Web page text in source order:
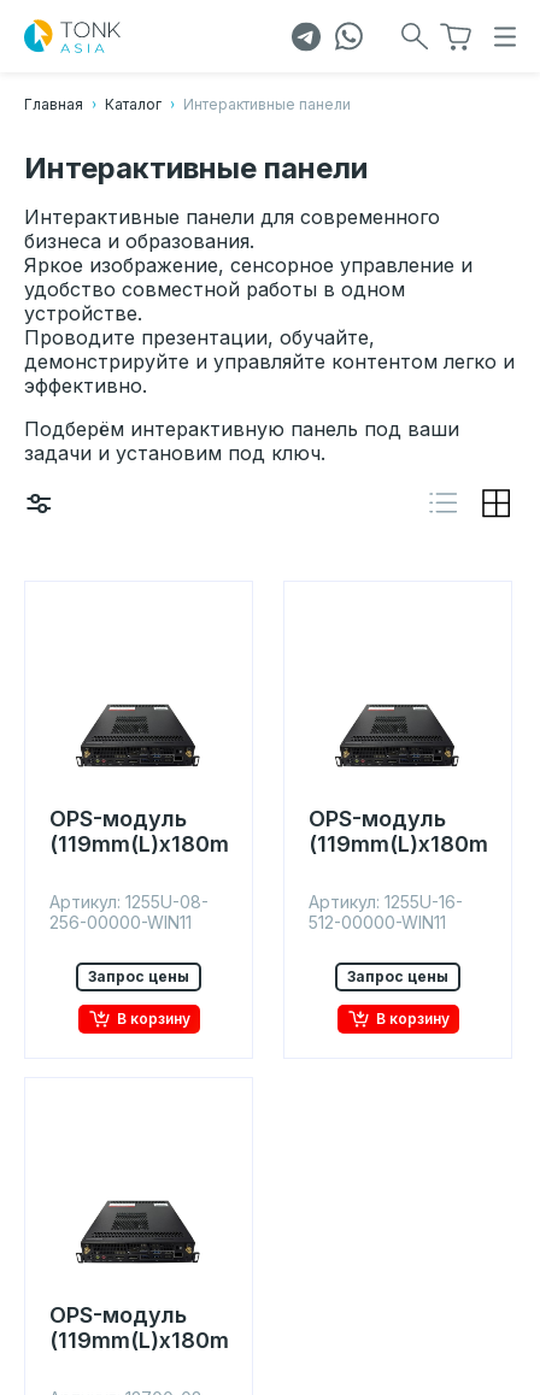
Главная Каталог Интерактивные панели
Интерактивные панели
Интерактивные панели для современного
бизнеса и образования.
Яркое изображение, сенсорное управление и
удобство совместной работы в одном
устройстве.
Проводите презентации, обучайте,
демонстрируйте и управляйте контентом легко и
эффективно.
Подберём интерактивную панель под ваши
задачи и установим под ключ.
OPS-модуль
(119mm(L)x180mm(W)x30mm)
Артикул: 1255U-08-
256-00000-WIN11
Запрос цены
В корзину
OPS-модуль
Артикул: 1255U-16-
512-00000-WIN11
Запрос цены
В корзину
OPS-модуль
(119mm(L)x180mm(W)x42mm)